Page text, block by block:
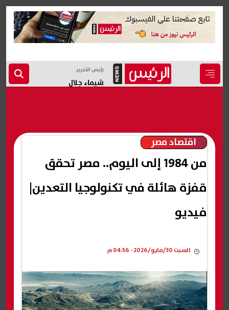
رئيس التحرير
شيماء جلال
اقتصاد مصر
من 1984 إلى اليوم.. مصر تحقق
قفزة هائلة في تكنولوجيا التعدين|
فيديو
السبت 30/مايو/2026 - 04:56 م